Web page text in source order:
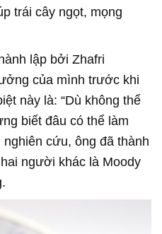
trái cây ngọt, mọng
lập bởi Zhafri
của mình trước khi
này là: “Dù không thể
biết đâu có thể làm
nghiên cứu, ông đã thành
người khác là Moody